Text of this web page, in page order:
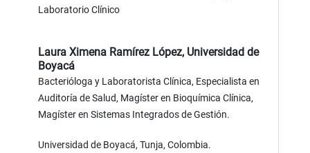
Laboratorio Clínico
Laura Ximena Ramírez López, Universidad de
Boyacá
Bacterióloga y Laboratorista Clínica, Especialista en
Auditoría de Salud, Magíster en Bioquímica Clínica,
Magíster en Sistemas Integrados de Gestión.
Universidad de Boyacá, Tunja, Colombia.